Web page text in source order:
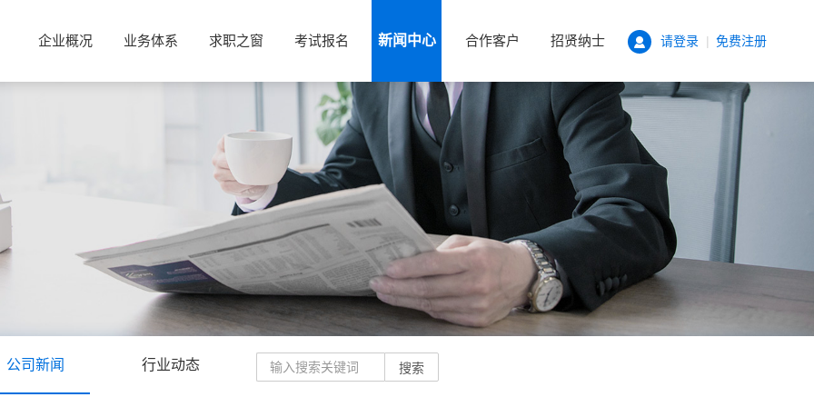
请登录 | 免费注册
企业概况 业务体系 求职之窗 考试报名 新闻中心 合作客户 招贤纳士
公司新闻 行业动态